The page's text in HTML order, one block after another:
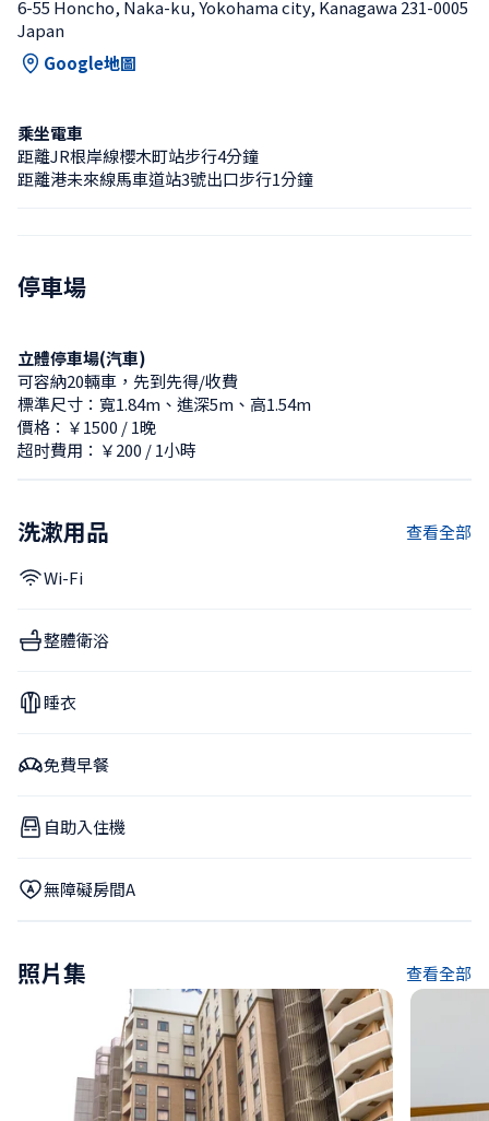
6-55 Honcho, Naka-ku, Yokohama city, Kanagawa 231-0005
Japan
Google地圖
乘坐電車
距離JR根岸線櫻木町站步行4分鐘
距離港未來線馬車道站3號出口步行1分鐘
停車場
立體停車場(汽車)
可容納20輛車，先到先得/收費
標準尺寸：寬1.84m、進深5m、高1.54m
價格：￥1500 / 1晚
超时費用：￥200 / 1小時
洗漱用品 查看全部
Wi-Fi
整體衛浴
睡衣
免費早餐
自助入住機
無障礙房間A
照片集 查看全部